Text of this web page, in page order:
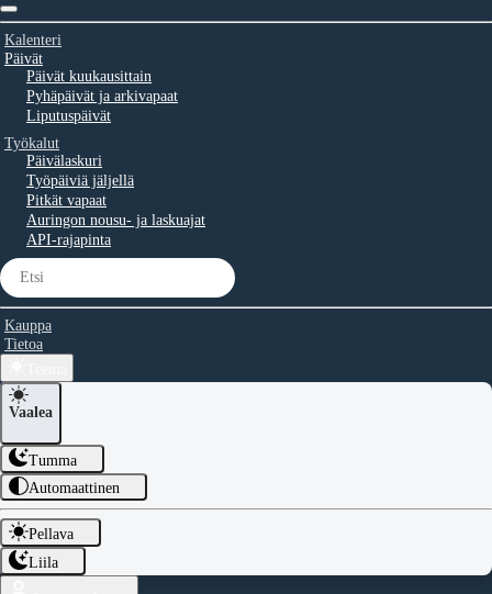
Kalenteri
Päivät
Päivät kuukausittain
Pyhäpäivät ja arkivapaat
Liputuspäivät
Työkalut
Päivälaskuri
Työpäiviä jäljellä
Pitkät vapaat
Auringon nousu- ja laskuajat
API-rajapinta
Kauppa
Tietoa
Vaalea
Tumma
Automaattinen
Pellava
Liila